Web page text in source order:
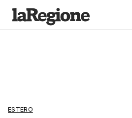
ESTERO